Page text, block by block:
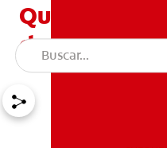
Qué causa la
dental y